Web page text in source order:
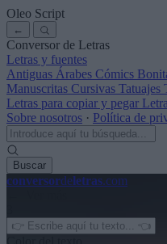
Oleo Script
←
Conversor de Letras
Letras y fuentes
Antiguas Árabes Cómics
Manuscritas Cursivas Tatuajes
Letras para copiar y pegar
Sobre nosotros · Política de
Buscar
conversordeletras.com